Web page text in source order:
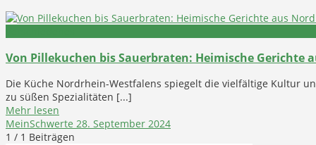
Von Pillekuchen bis Sauerbraten: Heimische Gerichte
Die Küche Nordrhein-Westfalens spiegelt die vielfältige Kultur
zu süßen Spezialitäten [...]
Mehr lesen
MeinSchwerte 28. September 2024
1 / 1 Beiträgen